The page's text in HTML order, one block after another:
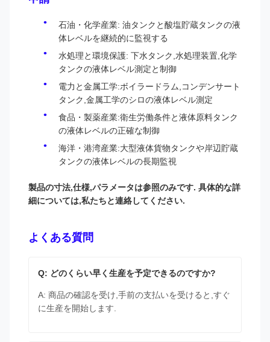
石油・化学産業: 油タンクと酸塩貯蔵タンクの液
体レベルを継続的に監視する
水処理と環境保護: 下水タンク,水処理装置,化学
タンクの液体レベル測定と制御
電力と金属工学:ボイラードラム,コンデンサート
タンク,金属工学のシロの液体レベル測定
食品・製薬産業:衛生労働条件と液体原料タンク
の液体レベルの正確な制御
海洋・港湾産業:大型液体貨物タンクや岸辺貯蔵
タンクの液体レベルの長期監視
製品の寸法,仕様,パラメータは参照のみです. 具体的な詳
細については,私たちと連絡してください.
よくある質問
Q: どのくらい早く生産を予定できるのですか?
A: 商品の確認を受け,手前の支払いを受けると,すぐ
に生産を開始します.